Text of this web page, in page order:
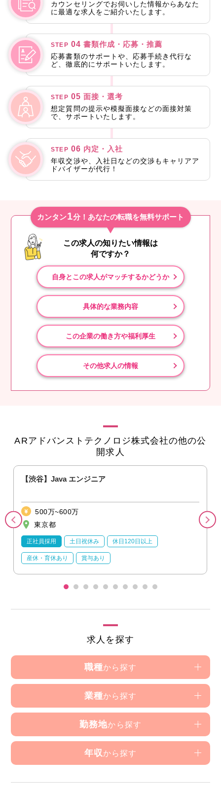
カウンセリングでお伺いした情報からあなた
に最適な求人をご紹介いたします。
STEP 04 書類作成・応募・推薦
応募書類のサポートや、応募手続き代行な
ど、徹底的にサポートいたします。
STEP 05 面接・選考
想定質問の提示や模擬面接などの面接対策
で、サポートいたします。
STEP 06 内定・入社
年収交渉や、入社日などの交渉もキャリアア
ドバイザーが代行！
カンタン1分！あなたの転職を無料サポート
この求人の知りたい情報は
何ですか？
自身とこの求人がマッチするかどうか
具体的な業務内容
この企業の働き方や福利厚生
その他求人の情報
ARアドバンストテクノロジ株式会社の他の公
開求人
【渋谷】Java エンジニア
500万~600万
東京都
正社員採用 土日祝休み 休日120日以上
産休・育休あり 賞与あり
求人を探す
職種から探す
業種から探す
勤務地から探す
年収 から探す